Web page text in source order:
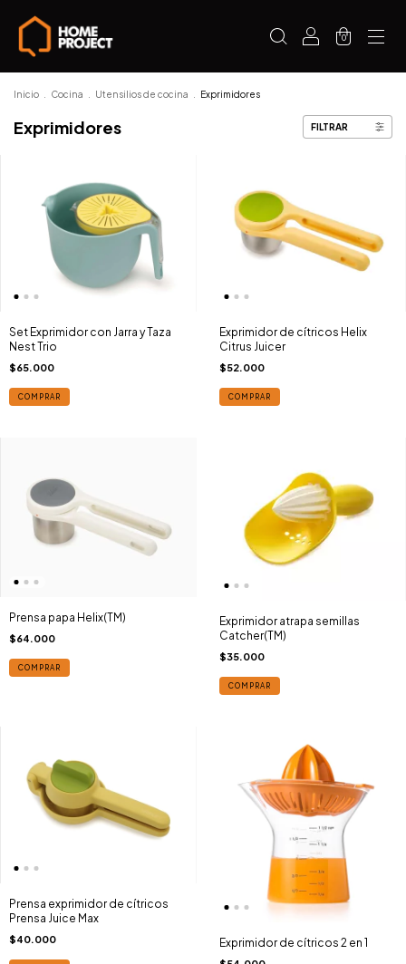
0
Inicio Cocina Utensilios de cocina Exprimidores
Exprimidores FILTRAR
Set Exprimidor con Jarra y Taza
Nest Trio
$65.000
COMPRAR
Exprimidor de cítricos Helix
Citrus Juicer
$52.000
COMPRAR
Prensa papa Helix(TM)
$64.000
COMPRAR
Exprimidor atrapa semillas
Catcher(TM)
$35.000
COMPRAR
Prensa exprimidor de cítricos
Prensa Juice Max
$40.000 Exprimidor de cítricos 2 en 1